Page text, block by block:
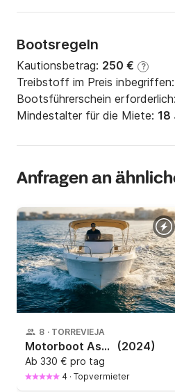
Bootsregeln
Kautionsbetrag: 250 € ?
Treibstoff im Preis inbegriffen:
Bootsführerschein erforderlich:
Mindestalter für die Miete: 18
Anfragen an
8 · TORREVIEJA
Motorboot Astilux Astilux 600 Open 115PS (2024)
Ab 330 € pro tag
4 · Topvermieter